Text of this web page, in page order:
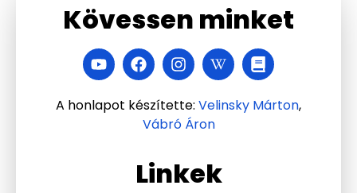
Linkek
Kövessen minket
A honlapot készítette: Velinsky Márton,
Vábró Áron